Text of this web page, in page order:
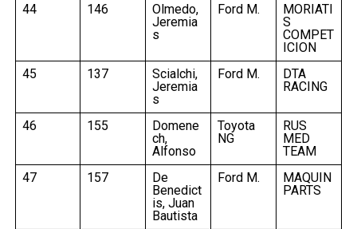
44
146
Olmedo,
Jeremia
s
Ford M.
MORIATI
S
COMPET
ICION
45
137
Scialchi,
Jeremia
s
Ford M.
DTA
RACING
46 155
Domene
ch,
Alfonso
Toyota
NG
RUS
MED
TEAM
47
157
De
Benedict
is, Juan
Bautista
Ford M.
MAQUIN
PARTS